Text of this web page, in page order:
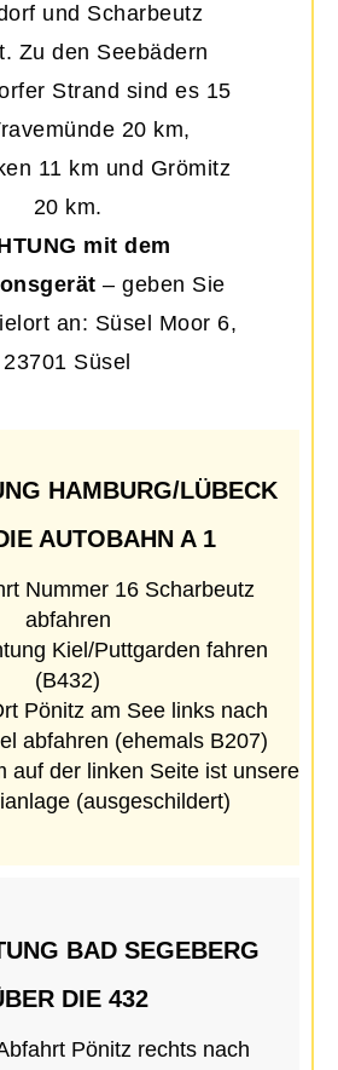
und Scharbeutz
Zu den Seebädern
Strand sind es 15
20 km,
11 km und Grömitz
20 km.
mit dem
– geben Sie
an: Süsel Moor 6,
23701 Süsel
HAMBURG/LÜBECK
AUTOBAHN A 1
Nummer 16 Scharbeutz
abfahren
Kiel/Puttgarden fahren
(B432)
Pönitz am See links nach
abfahren (ehemals B207)
auf der linken Seite ist unsere
(ausgeschildert)
BAD SEGEBERG
DIE 432
Pönitz rechts nach